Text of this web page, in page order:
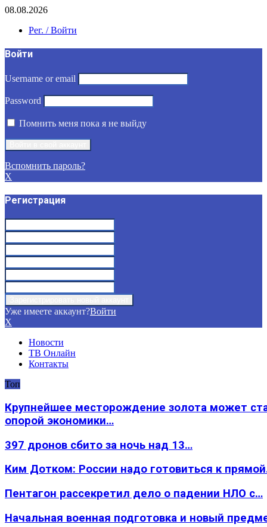
08.08.2026
Рег. / Войти
Войти
Username or email
Password
Помнить меня пока я не выйду
Вспомнить пароль?
X
Регистрация
Уже имеете аккаунт?Войти
X
Новости
ТВ Онлайн
Контакты
Топ
Крупнейшее месторождение золота может
опорой экономики…
397 дронов сбито за ночь над 13…
Ким Дотком: России надо готовиться к
Пентагон рассекретил дело о падении НЛО с…
Начальная военная подготовка и новый